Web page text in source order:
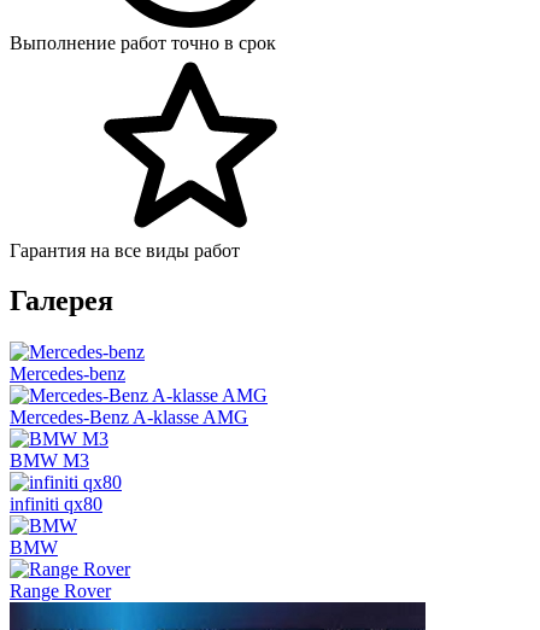
Выполнение работ точно в срок
Гарантия на все виды работ
Галерея
Mercedes-benz
Mercedes-Benz A-klasse AMG
BMW M3
infiniti qx80
BMW
Range Rover